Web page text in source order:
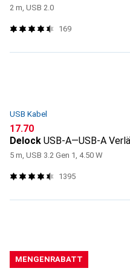
2 m, USB 2.0
169
USB Kabel
CHF
17.70
Delock USB-A—USB-A
5 m, USB 3.2 Gen 1, 4.50 W
1395
MENGENRABATT